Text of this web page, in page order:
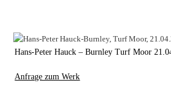
Hans-Peter Hauck – Burnley Turf Moor
Anfrage zum Werk